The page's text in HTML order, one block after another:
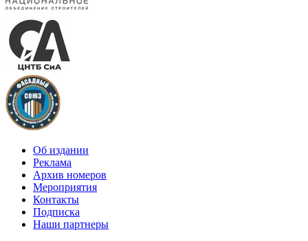
Об издании
Реклама
Архив номеров
Мероприятия
Контакты
Подписка
Наши партнеры